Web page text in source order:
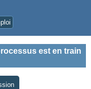
est en train